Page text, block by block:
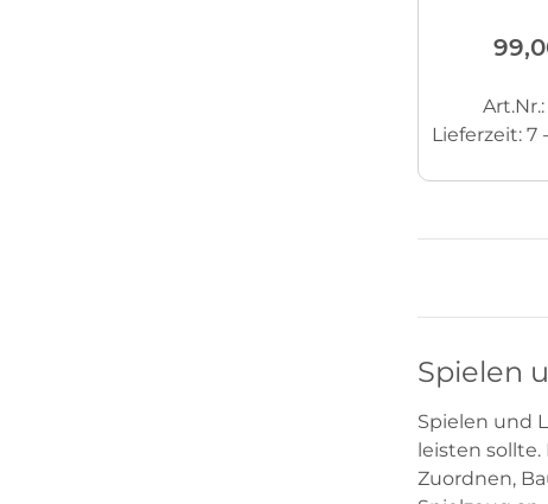
Art.Nr.:
Lieferzeit: 7
Spielen
Spielen und
leisten
Zuordnen,